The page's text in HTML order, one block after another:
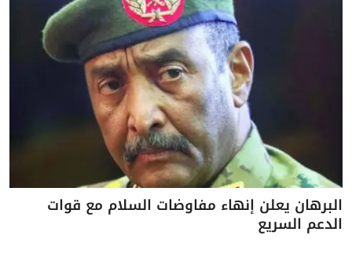
البرهان يعلن إنهاء مفاوضات السلام مع قوات
الدعم السريع